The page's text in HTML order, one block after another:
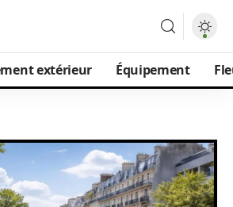
extérieur Équipement